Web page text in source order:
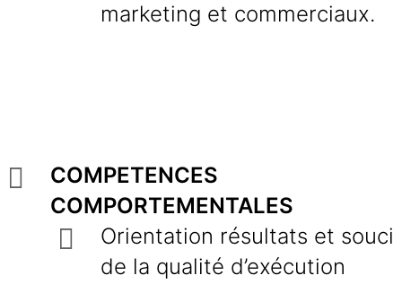
marketing et commerciaux.
COMPETENCES
COMPORTEMENTALES
Orientation résultats et souci
de la qualité d’exécution